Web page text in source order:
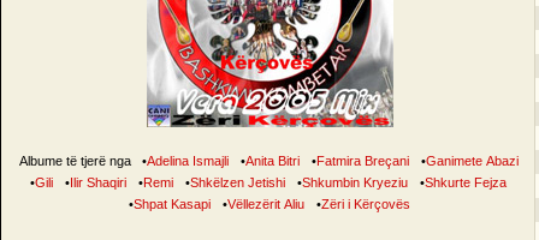
Albume të tjerë nga •Adelina Ismajli •Anita Bitri •Fatmira Breçani •Ganimete Abazi
•Gili •Ilir Shaqiri •Remi •Shkëlzen Jetishi •Shkumbin Kryeziu •Shkurte Fejza
•Shpat Kasapi •Vëllezërit Aliu •Zëri i Kërçovës